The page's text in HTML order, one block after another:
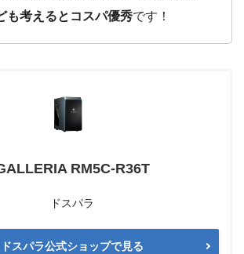
も考えるとコスパ優秀です！
RM5C-R36T
ドスパラ
ドスパラ公式ショップで見る